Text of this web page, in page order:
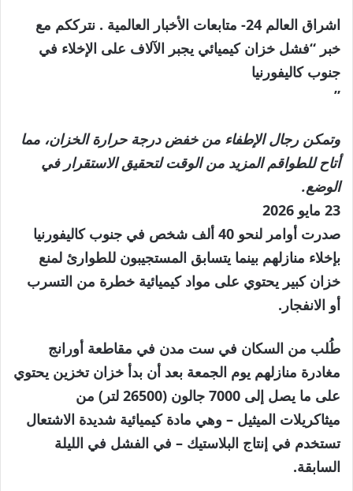
اشراق العالم 24- متابعات الأخبار العالمية . نترككم مع
خبر “فشل خزان كيميائي يجبر الآلاف على الإخلاء في
جنوب كاليفورنيا
”
وتمكن رجال الإطفاء من خفض درجة حرارة الخزان، مما
أتاح للطواقم المزيد من الوقت لتحقيق الاستقرار في
الوضع.
نُشرت
في
23
مايو
2026
23 مايو 2026
صدرت أوامر لنحو 40 ألف شخص في جنوب كاليفورنيا
بإخلاء منازلهم بينما يتسابق المستجيبون للطوارئ لمنع
خزان كبير يحتوي على مواد كيميائية خطرة من التسرب
أو الانفجار.
طُلب من السكان في ست مدن في مقاطعة أورانج
مغادرة منازلهم يوم الجمعة بعد أن بدأ خزان تخزين يحتوي
على ما يصل إلى 7000 جالون (26500 لتر) من
ميثاكريلات الميثيل – وهي مادة كيميائية شديدة الاشتعال
تستخدم في إنتاج البلاستيك – في الفشل في الليلة
السابقة.